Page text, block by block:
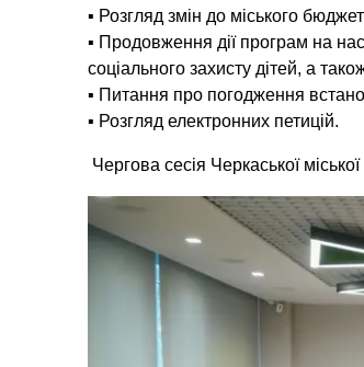
▪ Розгляд змін до міського
▪ Продовження дії програм на
соціального захисту дітей, а
▪ Питання про погодження
▪ Розгляд електронних петицій.
Чергова сесія Черкаської